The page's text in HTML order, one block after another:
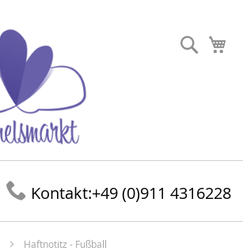
Suche
Kontakt:+49 (0)911 4316228
Haftnotitz - Fußball